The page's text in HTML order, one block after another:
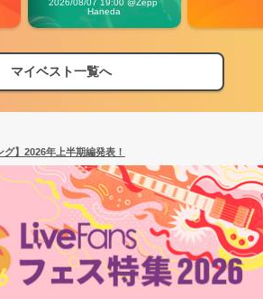
2026/08/07 19:00 @Zepp
Haneda
マイベスト一覧へ
グ】2026年上半期編発表！
ェス情報はここから！